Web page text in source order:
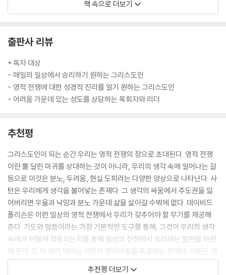
찾는 것을 의미한다. 또한 이러한 것들에 거세게 대항하는 어두운 악의 세
통해 하나님이 우리를 용서하셨듯이 다른 이들을 용서할 수 있는 능력을
뜻한다. 또한 그분이 우리를 사랑하시고 우리를 위해 자신을 내어주신 것
처럼 사랑 안에서 걸을 수 있는 능력을 의미한다. 이것이 우리의 발걸음이
고 전쟁이다. 이것이 당신을 향한 그리스도의 부르심이다. 그리고 바로 이
것이 당신이 교제하고 멘토링하는, 그리고 양육하고 상담하는 모든 남녀노
리스도를 따르고 일어나서 빛의 대사처럼 어둠을 향해 똑바로 걸어나간다.
그렇다면 당신은 영적 전쟁에서 어떻게 싸울 것인가? 주님을 의지하고 일
어서서 어두운 세상을 향해 똑바로 걸어가면 된다. 그리스도가 그리 하실
것이라는 것은 이미 예언되었고, 그분은 실제로 그렇게 하셨다. 우리는 바
울도 그렇게 행하는 것을 목격할 수 있다. 그리고 바울은 자신이 그리스도
의 본을 따랐던 것처럼 우리도 그를 따라 행하라고 요청하고 있다(고전 11:
1). ___「개인 사역을 위한 능력과 지침」 중에서
영적 전쟁은 매일의 삶에서 겪는 투쟁을 위한 사역의 일반적인 부분으로
봐야 한다. 왜냐하면 강력한 영적 세력이 매일 일어나는 일들 기저에 작용
책 속으로 더보기
출판사 리뷰
* 독자 대상
- 매일의 일상에서 승리하기 원하는 그리스도인
- 영적 전쟁에 대한 성경적 진리를 알기 원하는 그리스도인
- 어려움 가운데 있는 성도를 상담하는 목회자와 리더
추천평
그리스도인이 되는 순간 우리는 영적 전쟁의 장으로 초대된다. 영적 전쟁
이란 뿔 달린 마귀를 상대하는 것이 아니라, 우리의 생각 속에 일어나는 갈
등으로 이것은 분노, 두려움, 현실 도피라는 다양한 양상으로 나타난다. 사
탄은 우리에게 생각을 불어넣는 존재다. 그 생각의 싸움에서 주도권을 잃
어버리면 우울과 낙망과 분노 가운데 삶을 살아갈 수밖에 없다. 데이비드
폴리슨은 이런 일상의 영적 전쟁에서 우리가 갖추어야 할 무기를 제공해
준다. 기도와 말씀이라는 가장 기본적인 도구를 통해, 그것이 우리의 생각
속에서 어떻게 적용되는지를 통해 일상의 전쟁에서 승리하는 발판을 마련
해 준다. 또 이 책의 백미는 사탄의 영업비밀을 폭로하는 것이다. 사탄은 개
인에게 부정적인 생각을 넣어주기도 하지만, 더 심혈을 기울이는 작업이
추천평 더보기